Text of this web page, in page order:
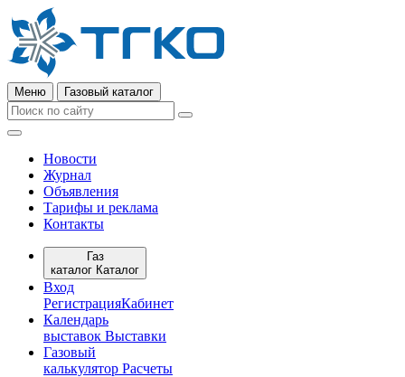
Меню Газовый каталог
Новости
Журнал
Объявления
Тарифы и реклама
Контакты
Газ
каталог Каталог
Вход
РегистрацияКабинет
Календарь
выставок Выставки
Газовый
калькулятор Расчеты